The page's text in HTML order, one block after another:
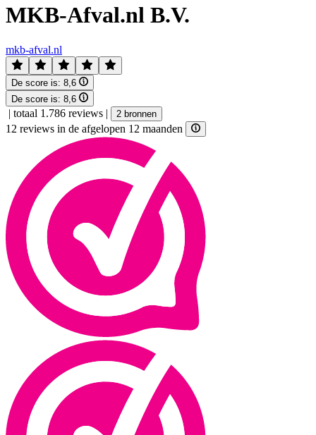
MKB-Afval.nl B.V.
mkb-afval.nl
De score is: 8,6
De score is: 8,6
| totaal 1.786 reviews | 2 bronnen
12 reviews in de afgelopen 12 maanden